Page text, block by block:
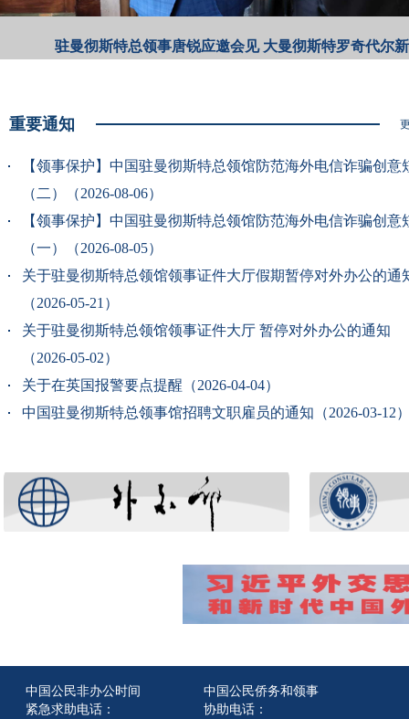
驻曼彻斯特总领事唐锐应邀参访英超埃弗顿足球俱乐部
重要通知
【领事保护】中国驻曼彻斯特总领馆防范海外电信诈骗创意
（二）（2026-08-06）
【领事保护】中国驻曼彻斯特总领馆防范海外电信诈骗创意
（一）（2026-08-05）
关于驻曼彻斯特总领馆领事证件大厅假期暂停对外办公的通
（2026-05-21）
关于驻曼彻斯特总领馆领事证件大厅 暂停对外办公的通知
（2026-05-02）
关于在英国报警要点提醒（2026-04-04）
中国驻曼彻斯特总领事馆招聘文职雇员的通知（2026-03-12
中国公民非办公时间
紧急求助电话：
中国公民侨务和领事
协助电话：